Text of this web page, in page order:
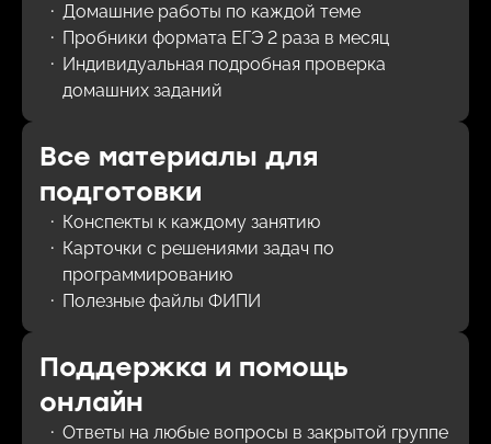
Домашние работы по каждой теме
Пробники формата ЕГЭ 2 раза в месяц
Индивидуальная подробная проверка
домашних заданий
Все материалы для
подготовки
Конспекты к каждому занятию
Карточки с решениями задач по
программированию
Полезные файлы ФИПИ
Поддержка и помощь
онлайн
Ответы на любые вопросы в закрытой группе